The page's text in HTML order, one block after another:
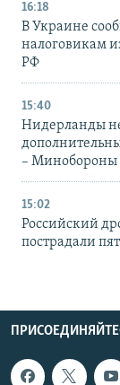
16:18
В Украине
налоговикам
РФ
15:40
Нидерланды
– Минобороны
15:02
Российский
пострадали